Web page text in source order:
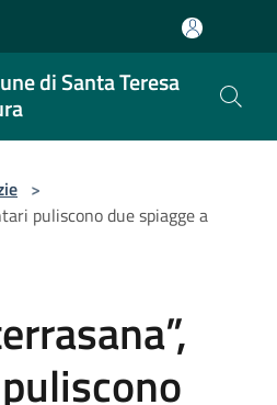
di Santa Teresa
>
puliscono due spiagge a